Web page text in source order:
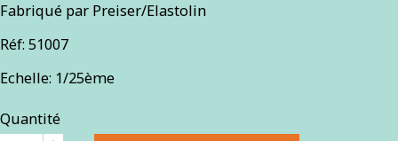
Fabriqué par Preiser/Elastolin
Réf: 51007
Echelle: 1/25ème
Quantité